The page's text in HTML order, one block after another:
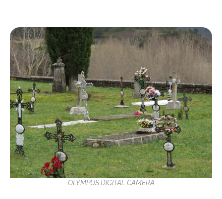
OLYMPUS DIGITAL CAMERA